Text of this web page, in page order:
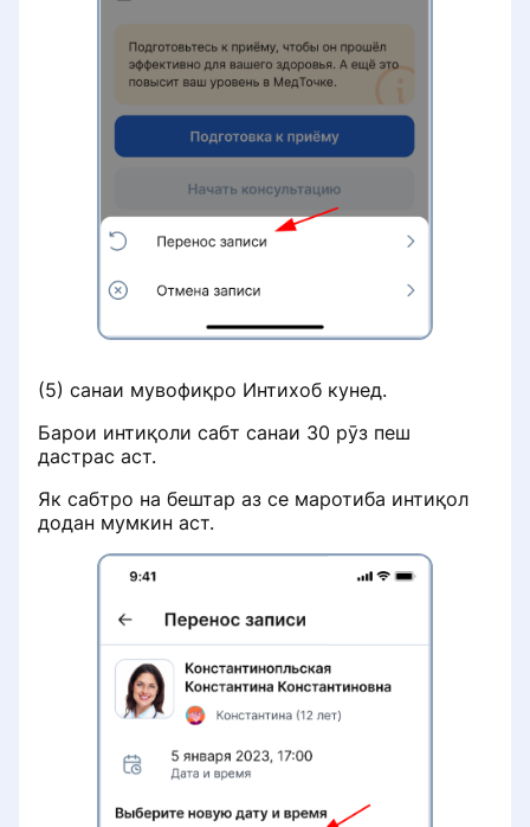
(5) санаи мувофиқро Интихоб кунед.
Барои интиқоли сабт санаи 30 рӯз пеш
дастрас аст.
Як сабтро на бештар аз се маротиба интиқол
додан мумкин аст.